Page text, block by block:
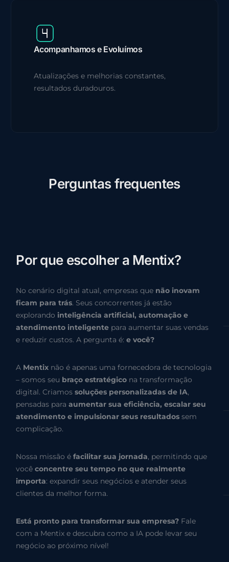
Acompanhamos e Evoluímos
Atualizações e melhorias constantes,
resultados duradouros.
Perguntas frequentes
Por que escolher a Mentix?
No cenário digital atual, empresas que não inovam
ficam para trás. Seus concorrentes já estão
explorando inteligência artificial, automação e
atendimento inteligente para aumentar suas vendas
e reduzir custos. A pergunta é:e você?
A Mentix não é apenas uma fornecedora de tecnologia
– somos seu braço estratégico na transformação
digital. Criamossoluções personalizadas de IA,
pensadas paraaumentar sua eficiência, escalar seu
atendimento e impulsionar seus resultados sem
complicação.
Nossa missão éfacilitar sua jornada, permitindo que
vocêconcentre seu tempo no que realmente
importa: expandir seus negócios e atender seus
clientes da melhor forma.
Está pronto para transformar sua empresa? Fale
com a Mentix e descubra como a IA pode levar seu
negócio ao próximo nível!